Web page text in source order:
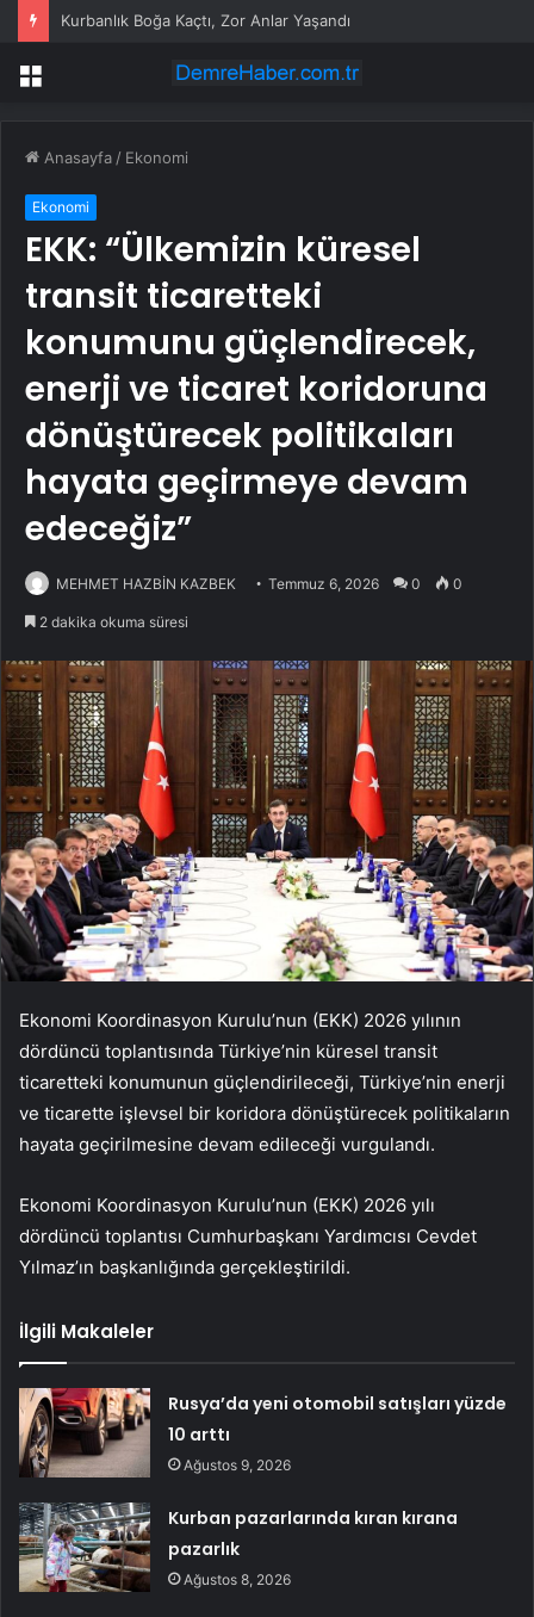
Kurbanlık Boğa Kaçtı, Zor Anlar Yaşandı
Menü
Anasayfa / Ekonomi
Ekonomi
EKK: “Ülkemizin küresel
transit ticaretteki
konumunu güçlendirecek,
enerji ve ticaret koridoruna
dönüştürecek politikaları
hayata geçirmeye devam
edeceğiz”
MEHMET HAZBİN KAZBEK Temmuz 6, 2026 0 0
2 dakika okuma süresi
Ekonomi Koordinasyon Kurulu’nun (EKK) 2026 yılının
dördüncü toplantısında Türkiye’nin küresel transit
ticaretteki konumunun güçlendirileceği, Türkiye’nin enerji
ve ticarette işlevsel bir koridora dönüştürecek politikaların
hayata geçirilmesine devam edileceği vurgulandı.
Ekonomi Koordinasyon Kurulu’nun (EKK) 2026 yılı
dördüncü toplantısı Cumhurbaşkanı Yardımcısı Cevdet
Yılmaz’ın başkanlığında gerçekleştirildi.
İlgili Makaleler
Rusya’da yeni otomobil satışları yüzde
10 arttı
Ağustos 9, 2026
Kurban pazarlarında kıran kırana
pazarlık
Ağustos 8, 2026